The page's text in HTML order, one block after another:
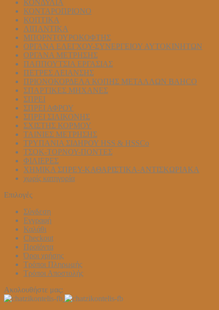
ΚΟΝΔΥΛΙΑ
ΚΟΝΤΑΡΟΠΡΙΟΝΟ
ΚΟΠΤΙΚΑ
ΛΙΠΑΝΤΙΚΑ
ΜΠΟΡΝΤΟΥΡΟΚΟΦΤΗΣ
ΟΡΓΑΝΑ ΕΛΕΓΧΟΥ-ΣYΝΕΡΓΕΙΟΥ ΑΥΤΟΚΙΝΗΤΩΝ
ΟΡΓΑΝΑ ΜΕΤΡΗΣΗΣ
ΠΑΠΠΟΥΤΣΙΑ ΕΡΓΑΣΙΑΣ
ΠΕΤΡΕΣ ΛΕΙΑΝΣΗΣ
ΠΡΙΟΝΟΚΟΡΔΕΛΑ ΚΟΠΗΣ ΜΕΤΑΛΛΩΝ BAHCO
ΣΠΑΡΤΙΚΕΣ ΜΗΧΑΝΕΣ
ΣΠΡΕΙ
ΣΠΡΕΙ ΑΦΡΟΥ
ΣΠΡΕΙ ΣΙΛΙΚΟΝΗΣ
ΣΧΙΣΤΗΣ ΚΟΡΜΟΥ
ΤΑΙΝΙΕΣ ΜΕΤΡΗΣΗΣ
ΤΡΥΠΑΝΙΑ ΣΙΔΗΡΟΥ HSS & HSSCo
ΤΣΟΚ-ΤΟΡΝΟΥ-ΠΟΝΤΕΣ
ΦΙΛΙΕΡΕΣ
ΧΗΜΙΚΑ ΣΠΡΕΥ-ΚΑΘΑΡΙΣΤΙΚΑ-ΑΝΤΙΣΚΩΡΙΑΚΑ
χωρίς κατηγορία
Επιλογές
Σύνδεση
Εγγραφή
Καλάθι
Checkout
Προϊόντα
Όροι χρήσης
Τρόποι Πληρωμής
Τρόποι Αποστολής
Ακολουθήστε μας: